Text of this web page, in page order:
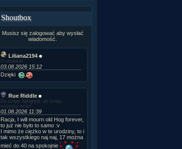
Shoutbox
Musisz się zalogować aby wysłać
wiadomość.
Liliana2194
O choinka!
03.08.2026 15:12
Dzięki
Rue Riddle
Do szopy hipogryfy, do szopy
wszyscy wraz!
01.08.2026 11:39
Racja, I will mourn old Hog forever,
to już nie było to samo :v
I mimo że ciężko w te urodziny, to i
tak wszystkiego naj naj, 17 można
mieć do 40 na spokojnie